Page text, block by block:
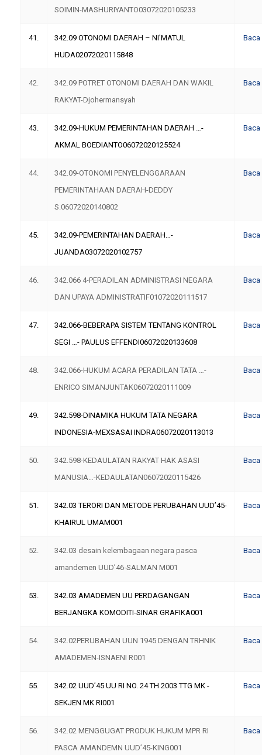
SOIMIN-MASHURIYANTO03072020105233
41.
342.09 OTONOMI DAERAH – NI’MATUL
HUDA02072020115848
Baca
42.
342.09 POTRET OTONOMI DAERAH DAN WAKIL
RAKYAT-Djohermansyah
Baca
43.
342.09-HUKUM PEMERINTAHAN DAERAH …-
AKMAL BOEDIANTO06072020125524
Baca
44.
342.09-OTONOMI PENYELENGGARAAN
PEMERINTAHAAN DAERAH-DEDDY
S.06072020140802
Baca
45.
342.09-PEMERINTAHAN DAERAH…-
JUANDA03072020102757
Baca
46.
342.066 4-PERADILAN ADMINISTRASI NEGARA
DAN UPAYA ADMINISTRATIF01072020111517
Baca
47.
342.066-BEBERAPA SISTEM TENTANG KONTROL
SEGI …- PAULUS EFFENDI06072020133608
Baca
48.
342.066-HUKUM ACARA PERADILAN TATA …-
ENRICO SIMANJUNTAK06072020111009
Baca
49.
342.598-DINAMIKA HUKUM TATA NEGARA
INDONESIA-MEXSASAI INDRA06072020113013
Baca
50.
342.598-KEDAULATAN RAKYAT HAK ASASI
MANUSIA…-KEDAULATAN06072020115426
Baca
51.
342.03 TERORI DAN METODE PERUBAHAN UUD’45-
KHAIRUL UMAM001
Baca
52.
342.03 desain kelembagaan negara pasca
amandemen UUD’46-SALMAN M001
Baca
53.
342.03 AMADEMEN UU PERDAGANGAN
BERJANGKA KOMODITI-SINAR GRAFIKA001
Baca
54.
342.02PERUBAHAN UUN 1945 DENGAN TRHNIK
AMADEMEN-ISNAENI R001
Baca
55.
342.02 UUD’45 UU RI NO. 24 TH 2003 TTG MK -
SEKJEN MK RI001
Baca
56.
342.02 MENGGUGAT PRODUK HUKUM MPR RI
PASCA AMANDEMN UUD’45-KING001
Baca